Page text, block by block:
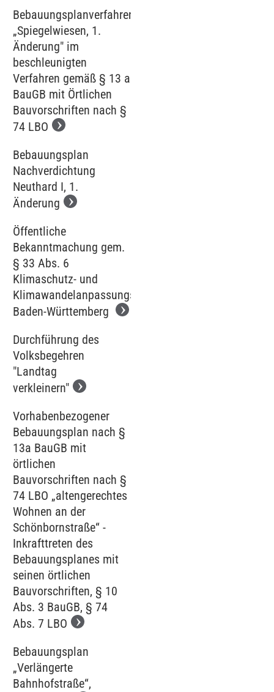
Bebauungsplanverfahren
„Spiegelwiesen, 1.
Änderung" im
beschleunigten
Verfahren gemäß § 13 a
BauGB mit Örtlichen
Bauvorschriften nach §
74 LBO
Bebauungsplan
Nachverdichtung
Neuthard I, 1.
Änderung
Öffentliche
Bekanntmachung gem.
§ 33 Abs. 6
Klimaschutz- und
Klimawandelanpassungsgesetz
Baden-Württemberg
Durchführung des
Volksbegehren
"Landtag
verkleinern"
Vorhabenbezogener
Bebauungsplan nach §
13a BauGB mit
örtlichen
Bauvorschriften nach §
74 LBO „altengerechtes
Wohnen an der
Schönbornstraße“ -
Inkrafttreten des
Bebauungsplanes mit
seinen örtlichen
Bauvorschriften, § 10
Abs. 3 BauGB, § 74
Abs. 7 LBO
Bebauungsplan
„Verlängerte
Bahnhofstraße“,